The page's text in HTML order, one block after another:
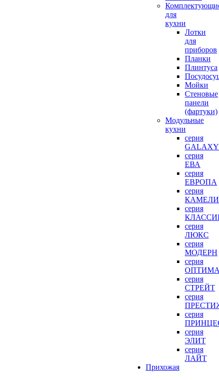
для
кухни
Лотки
для
приборов
Планки
Плинтуса
Мойки
Стеновые
панели
(фартуки)
Mодульные
кухни
серия
GALAXY
серия
ЕВА
серия
ЕВРОПА
серия
серия
серия
ЛЮКС
серия
МОДЕРН
серия
серия
СТРЕЙТ
серия
серия
серия
ЭЛИТ
серия
ЛАЙТ
Прихожая